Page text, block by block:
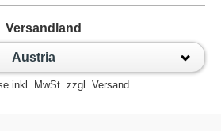
Versandland
Austria
inkl. MwSt. zzgl. Versand